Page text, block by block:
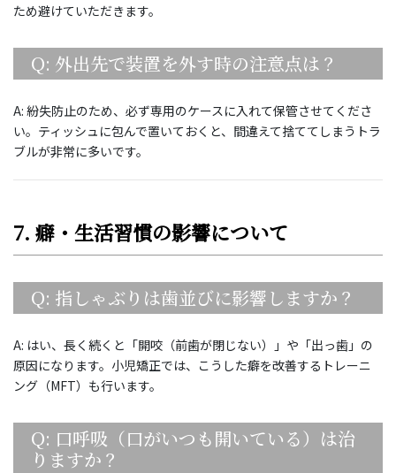
ため避けていただきます。
Q: 外出先で装置を外す時の注意点は？
A: 紛失防止のため、必ず専用のケースに入れて保管させてくださ
い。ティッシュに包んで置いておくと、間違えて捨ててしまうトラ
ブルが非常に多いです。
7. 癖・生活習慣の影響について
Q: 指しゃぶりは歯並びに影響しますか？
A: はい、長く続くと「開咬（前歯が閉じない）」や「出っ歯」の
原因になります。小児矯正では、こうした癖を改善するトレーニ
ング（MFT）も行います。
Q: 口呼吸（口がいつも開いている）は治
りますか？